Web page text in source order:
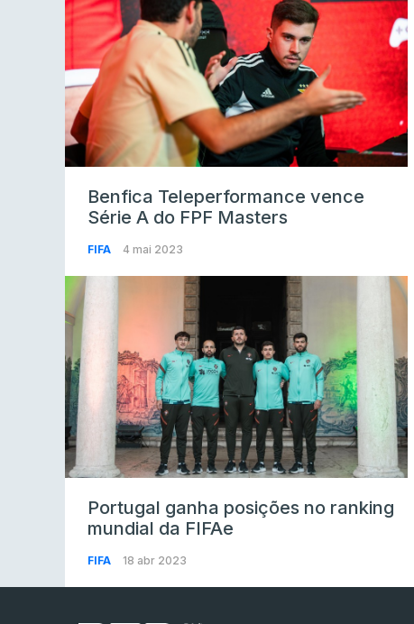
Benfica Teleperformance vence
Série A do FPF Masters
FIFA 4 mai 2023
Portugal ganha posições no ranking
mundial da FIFAe
FIFA 18 abr 2023